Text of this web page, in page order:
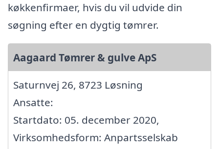
køkkenfirmaer, hvis du vil udvide din
søgning efter en dygtig tømrer.
Aagaard Tømrer & gulve ApS
Saturnvej 26, 8723 Løsning
Ansatte:
Startdato: 05. december 2020,
Virksomhedsform: Anpartsselskab